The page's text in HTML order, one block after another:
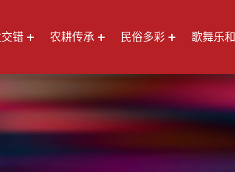
错 农耕传承 民俗多彩 歌舞乐和